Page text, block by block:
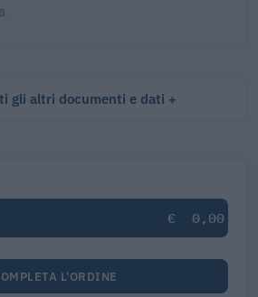
gli altri documenti e dati
€ 0,00
L'ORDINE